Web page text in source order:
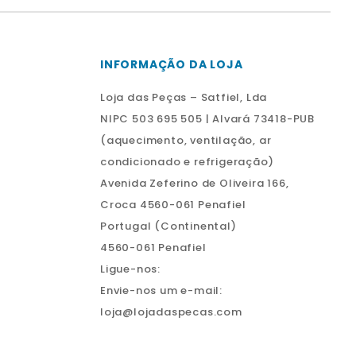
INFORMAÇÃO DA LOJA
Loja das Peças – Satfiel, Lda
NIPC 503 695 505 | Alvará 73418-PUB
(aquecimento, ventilação, ar
condicionado e refrigeração)
Avenida Zeferino de Oliveira 166,
Croca 4560-061 Penafiel
Portugal (Continental)
4560-061 Penafiel
Ligue-nos:
Envie-nos um e-mail:
loja@lojadaspecas.com